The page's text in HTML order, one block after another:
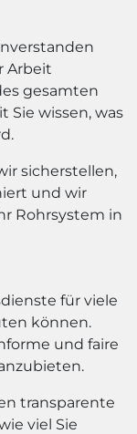
Arbeit
gesamten
Sie wissen, was
sicherstellen,
und wir
Rohrsystem in
für viele
können.
und faire
transparente
viel Sie